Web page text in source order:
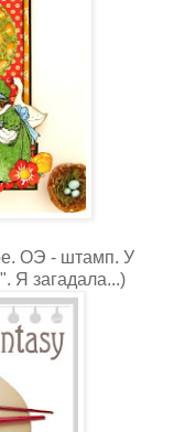
ОЭ - штамп. У
Я загадала...)